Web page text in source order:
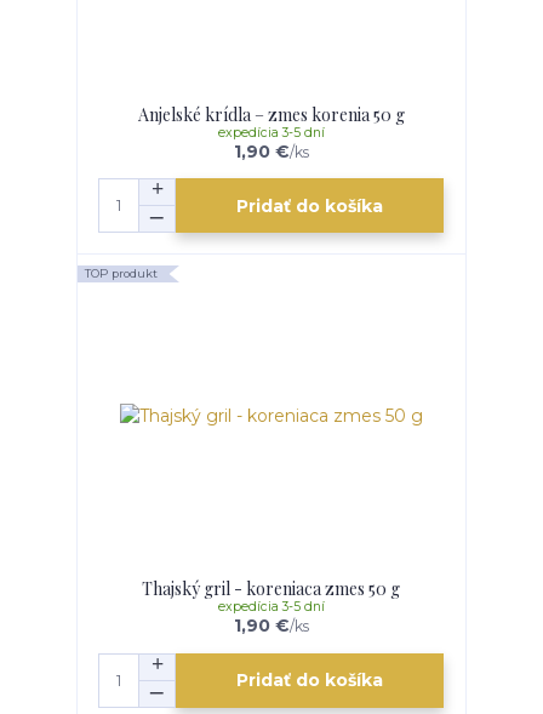
Anjelské krídla – zmes korenia 50 g
1,90 €/ks
expedícia 3-5 dní
Pridať do košíka
TOP produkt
Thajský gril - koreniaca zmes 50 g
1,90 €/ks
expedícia 3-5 dní
Pridať do košíka